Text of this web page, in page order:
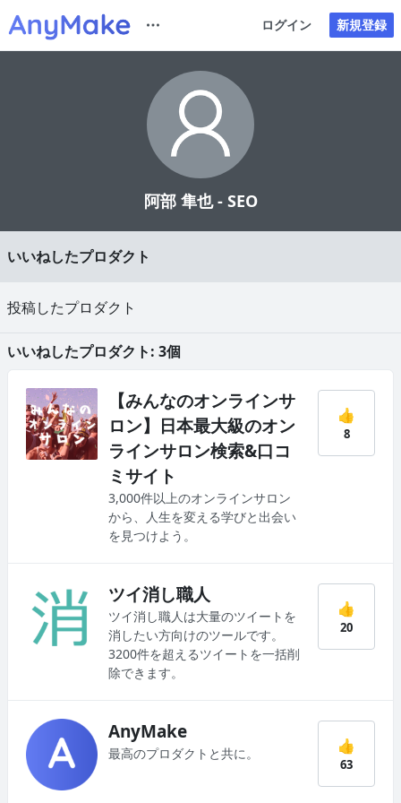
ログイン 新規登録
阿部 隼也 - SEO
いいねしたプロダクト
投稿したプロダクト
いいねしたプロダクト: 3個
【みんなのオンラインサ
ロン】日本最大級のオン
ラインサロン検索&口コ
ミサイト
3,000件以上のオンラインサロン
から、人生を変える学びと出会い
を見つけよう。
👍
8
ツイ消し職人
ツイ消し職人は大量のツイートを
消したい方向けのツールです。
3200件を超えるツイートを一括削
除できます。
👍
20
AnyMake
最高のプロダクトと共に。 👍
63